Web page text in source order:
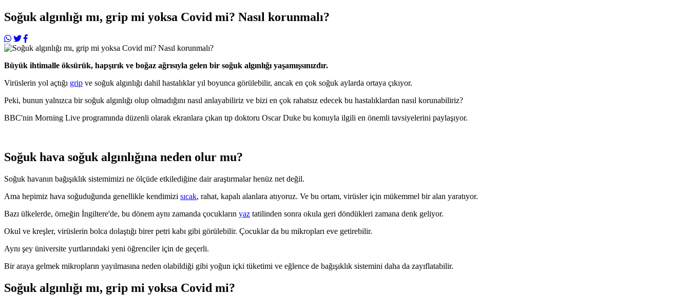
Soğuk algınlığı mı, grip mi yoksa Covid mi? Nasıl korunmalı?
Büyük ihtimalle öksürük, hapşırık ve boğaz ağrısıyla gelen bir soğuk algınlığı yaşamışsınızdır.
Virüslerin yol açtığı grip ve soğuk algınlığı dahil hastalıklar yıl boyunca görülebilir, ancak en çok soğuk aylarda ortaya çıkıyor.
Peki, bunun yalnızca bir soğuk algınlığı olup olmadığını nasıl anlayabiliriz ve bizi en çok rahatsız edecek bu hastalıklardan nasıl korunabiliriz?
BBC'nin Morning Live programında düzenli olarak ekranlara çıkan tıp doktoru Oscar Duke bu konuyla ilgili en önemli tavsiyelerini paylaşıyor.
Soğuk hava soğuk algınlığına neden olur mu?
Soğuk havanın bağışıklık sistemimizi ne ölçüde etkilediğine dair araştırmalar henüz net değil.
Ama hepimiz hava soğuduğunda genellikle kendimizi sıcak, rahat, kapalı alanlara atıyoruz. Ve bu ortam, virüsler için mükemmel bir alan yaratıyor.
Bazı ülkelerde, örneğin İngiltere'de, bu dönem aynı zamanda çocukların yaz tatilinden sonra okula geri döndükleri zamana denk geliyor.
Okul ve kreşler, virüslerin bolca dolaştığı birer petri kabı gibi görülebilir. Çocuklar da bu mikropları eve getirebilir.
Aynı şey üniversite yurtlarındaki yeni öğrenciler için de geçerli.
Bir araya gelmek mikropların yayılmasına neden olabildiği gibi yoğun içki tüketimi ve eğlence de bağışıklık sistemini daha da zayıflatabilir.
Soğuk algınlığı mı, grip mi yoksa Covid mi?